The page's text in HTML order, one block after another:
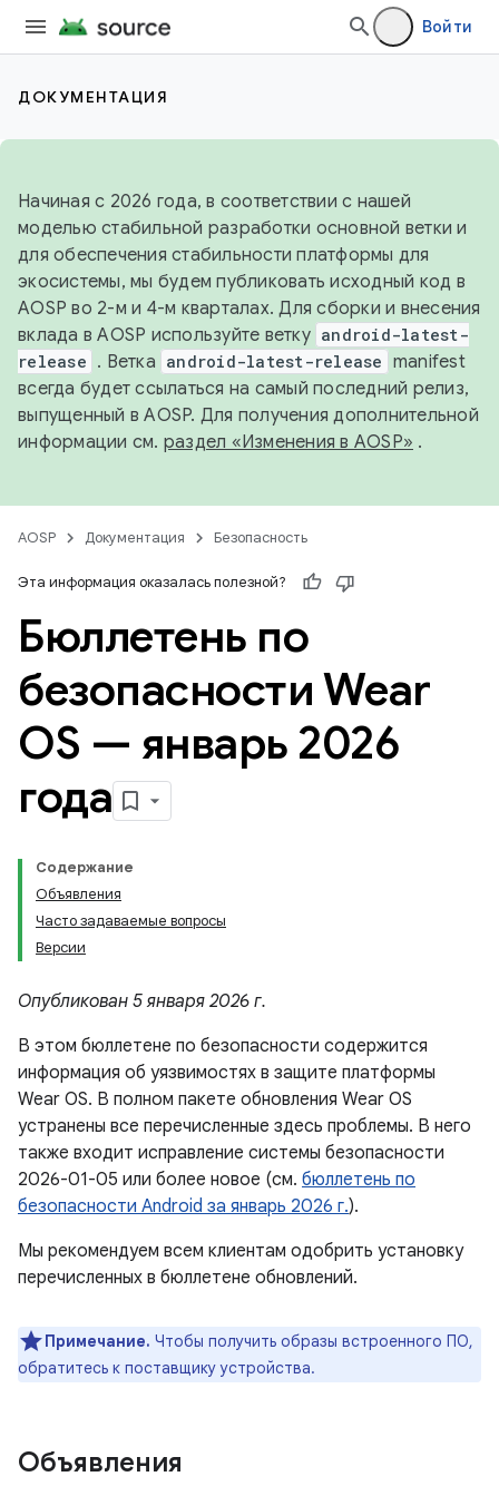
Войти
ДОКУМЕНТАЦИЯ
Начиная с 2026 года, в соответствии с нашей
моделью стабильной разработки основной ветки и
для обеспечения стабильности платформы для
экосистемы, мы будем публиковать исходный код в
AOSP во 2-м и 4-м кварталах. Для сборки и внесения
вклада в AOSP используйте ветку android-latest-
release . Ветка android-latest-release manifest
всегда будет ссылаться на самый последний релиз,
выпущенный в AOSP. Для получения дополнительной
информации см. раздел «Изменения в AOSP» .
AOSP Документация Безопасность
Эта информация оказалась полезной?
Бюллетень по
безопасности Wear
OS — январь 2026
года
Содержание
Объявления
Часто задаваемые вопросы
Версии
Опубликован 5 января 2026 г.
В этом бюллетене по безопасности содержится
информация об уязвимостях в защите платформы
Wear OS. В полном пакете обновления Wear OS
устранены все перечисленные здесь проблемы. В него
также входит исправление системы безопасности
2026-01-05 или более новое (см. бюллетень по
безопасности Android за январь 2026 г.).
Мы рекомендуем всем клиентам одобрить установку
перечисленных в бюллетене обновлений.
Примечание. Чтобы получить образы встроенного ПО,
обратитесь к поставщику устройства.
Объявления